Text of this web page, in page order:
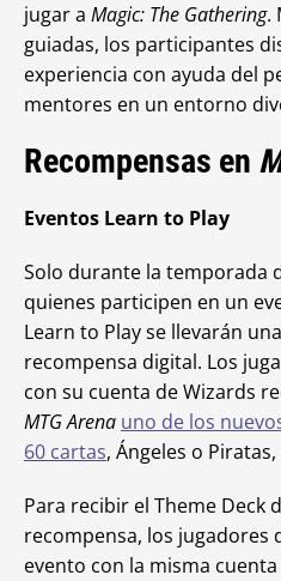
jugar a Magic: The Gathering.
guiadas, los participantes
experiencia con ayuda del
mentores en un entorno
Recompensas en
Eventos Learn to Play
Solo durante la temporada
quienes participen en un
Learn to Play se llevarán
recompensa digital. Los
con su cuenta de Wizards
MTG Arena uno de los
60 cartas, Ángeles o
Para recibir el Theme Deck
recompensa, los jugadores
evento con la misma